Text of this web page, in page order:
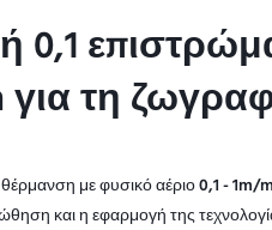
0,1
τη
0,1
τη
με φυσικό αέριο 0,1 -
και η εφαρμογή της